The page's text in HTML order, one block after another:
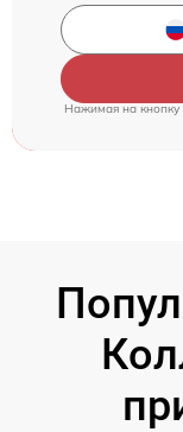
Нажимая на кнопку